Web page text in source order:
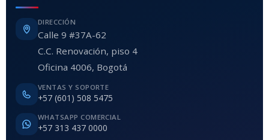
DIRECCIÓN
Calle 9 #37A-62
C.C. Renovación, piso 4
Oficina 4006, Bogotá
VENTAS Y SOPORTE
+57 (601) 508 5475
WHATSAPP COMERCIAL
+57 313 437 0000